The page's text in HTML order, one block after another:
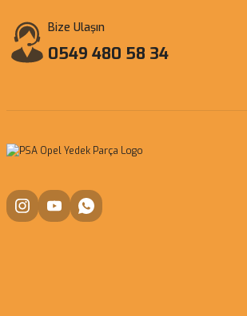
Bize Ulaşın
0549 480 58 34